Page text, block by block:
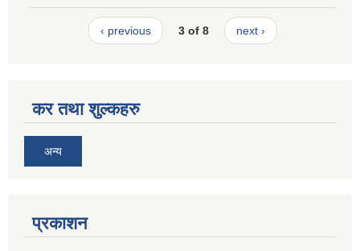
‹ previous 3 of 8 next ›
कर तथा शुल्कहरु
अन्य
प्रकाशन